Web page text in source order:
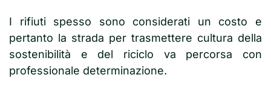
I rifiuti spesso sono considerati un costo e
pertanto la strada per trasmettere cultura della
sostenibilità e del riciclo va percorsa con
professionale determinazione.